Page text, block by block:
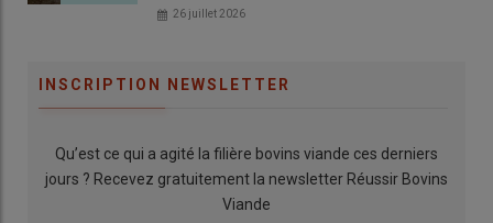
26 juillet 2026
INSCRIPTION NEWSLETTER
Qu’est ce qui a agité la filière bovins viande ces derniers
jours ? Recevez gratuitement la newsletter Réussir Bovins
Viande